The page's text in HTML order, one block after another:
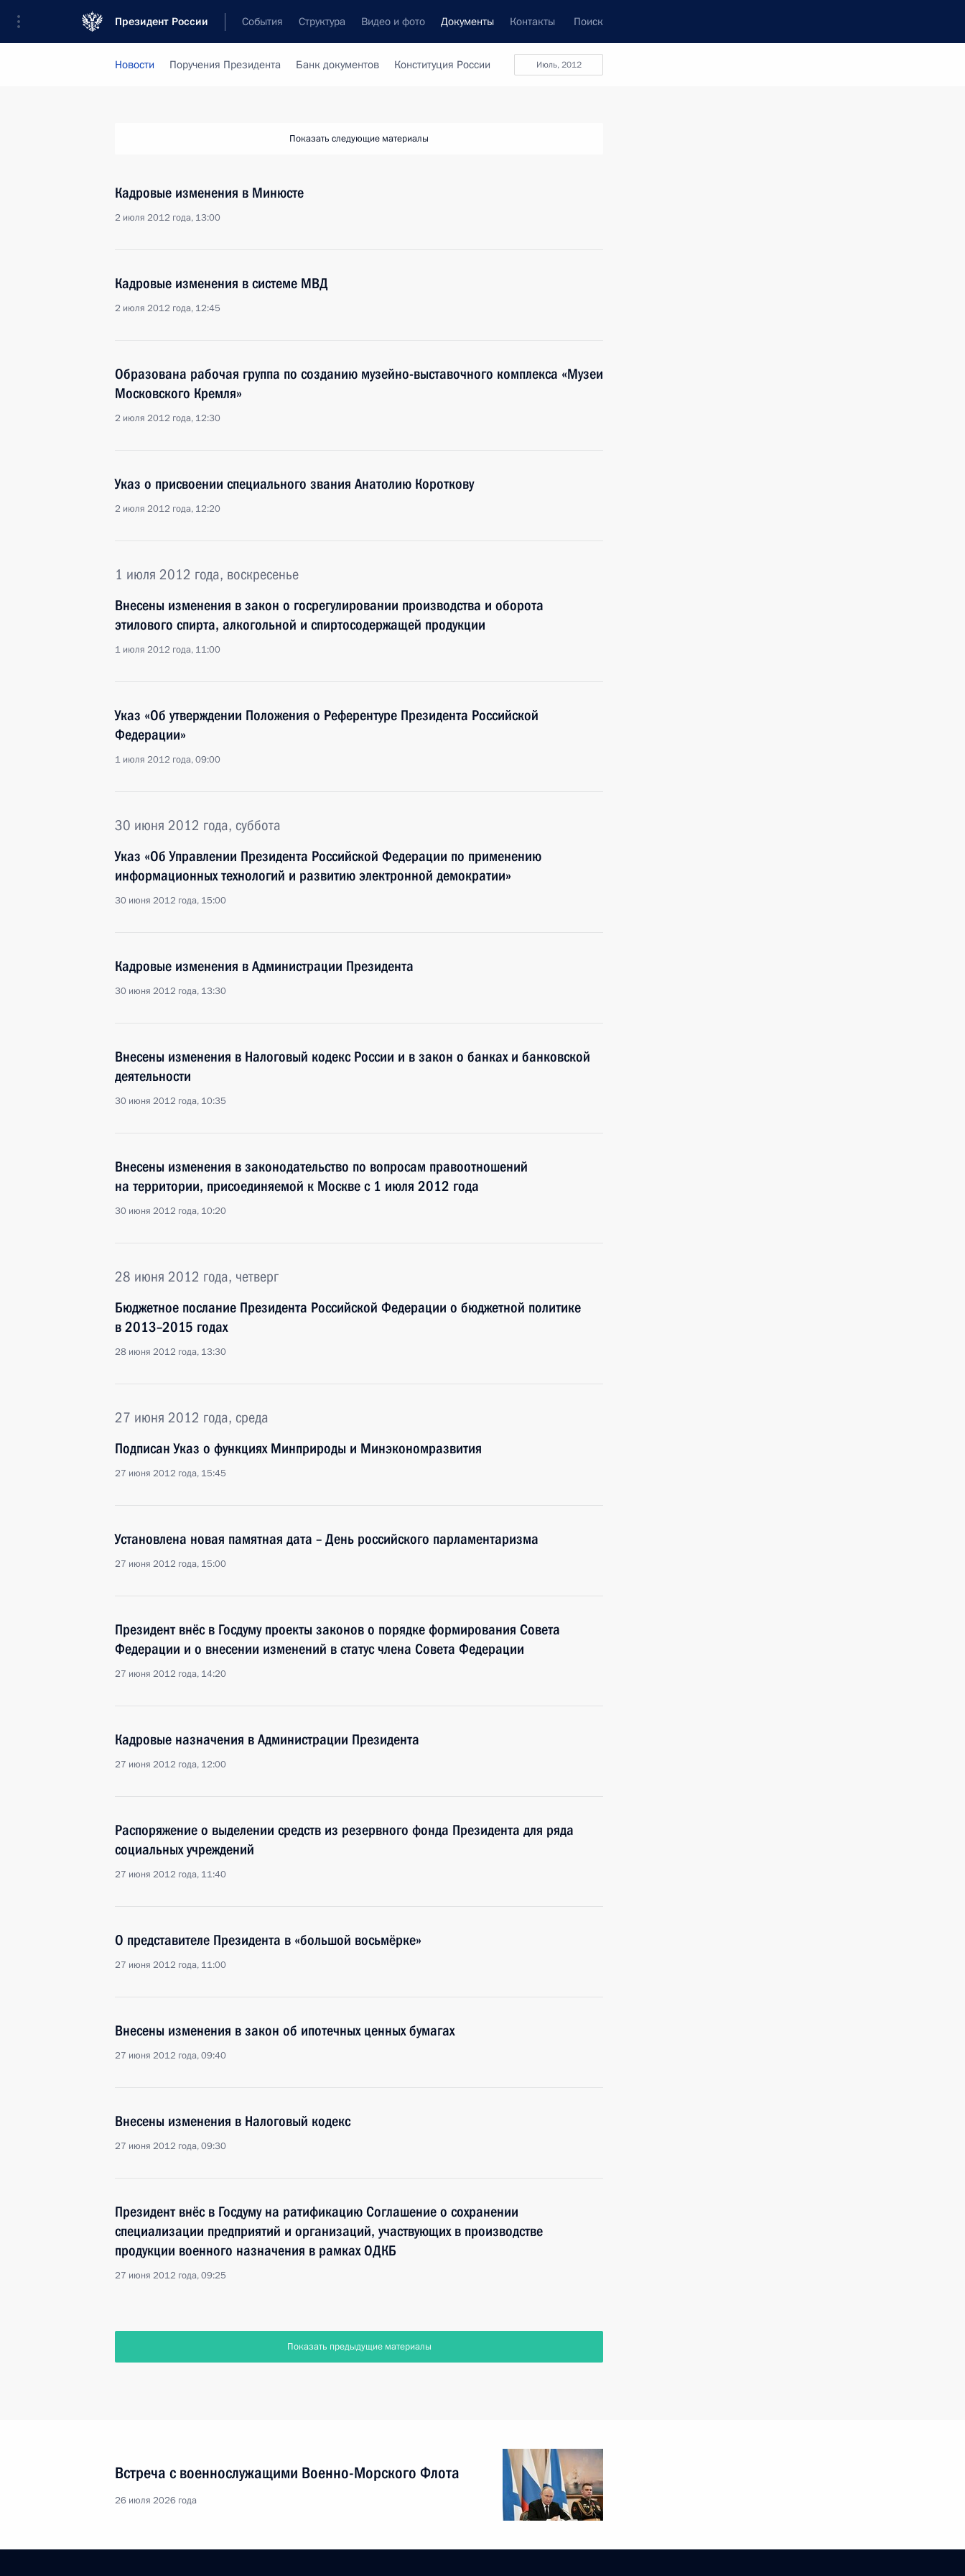
Президент России События Структура Видео и фото Документы Контакты Поиск
июль, 2012
Новости Поручения Президента Банк документов Конституция России
Показать следующие материалы
Кадровые изменения в Минюсте
2 июля 2012 года, 13:00
Кадровые изменения в системе МВД
2 июля 2012 года, 12:45
Образована рабочая группа по созданию музейно-выставочного комплекса «Музеи
Московского Кремля»
2 июля 2012 года, 12:30
Указ о присвоении специального звания Анатолию Короткову
2 июля 2012 года, 12:20
1 июля 2012 года, воскресенье
Внесены изменения в закон о госрегулировании производства и оборота
этилового спирта, алкогольной и спиртосодержащей продукции
1 июля 2012 года, 11:00
Указ «Об утверждении Положения о Референтуре Президента Российской
Федерации»
1 июля 2012 года, 09:00
30 июня 2012 года, суббота
Указ «Об Управлении Президента Российской Федерации по применению
информационных технологий и развитию электронной демократии»
30 июня 2012 года, 15:00
Кадровые изменения в Администрации Президента
30 июня 2012 года, 13:30
Внесены изменения в Налоговый кодекс России и в закон о банках и банковской
деятельности
30 июня 2012 года, 10:35
Внесены изменения в законодательство по вопросам правоотношений
на территории, присоединяемой к Москве с 1 июля 2012 года
30 июня 2012 года, 10:20
28 июня 2012 года, четверг
Бюджетное послание Президента Российской Федерации о бюджетной политике
в 2013–2015 годах
28 июня 2012 года, 13:30
27 июня 2012 года, среда
Подписан Указ о функциях Минприроды и Минэкономразвития
27 июня 2012 года, 15:45
Установлена новая памятная дата – День российского парламентаризма
27 июня 2012 года, 15:00
Президент внёс в Госдуму проекты законов о порядке формирования Совета
Федерации и о внесении изменений в статус члена Совета Федерации
27 июня 2012 года, 14:20
Кадровые назначения в Администрации Президента
27 июня 2012 года, 12:00
Распоряжение о выделении средств из резервного фонда Президента для ряда
социальных учреждений
27 июня 2012 года, 11:40
О представителе Президента в «большой восьмёрке»
27 июня 2012 года, 11:00
Внесены изменения в закон об ипотечных ценных бумагах
27 июня 2012 года, 09:40
Внесены изменения в Налоговый кодекс
27 июня 2012 года, 09:30
Президент внёс в Госдуму на ратификацию Соглашение о сохранении
специализации предприятий и организаций, участвующих в производстве
продукции военного назначения в рамках ОДКБ
27 июня 2012 года, 09:25
Показать предыдущие материалы
Встреча с военнослужащими Военно-Морского Флота
26 июля 2026 года